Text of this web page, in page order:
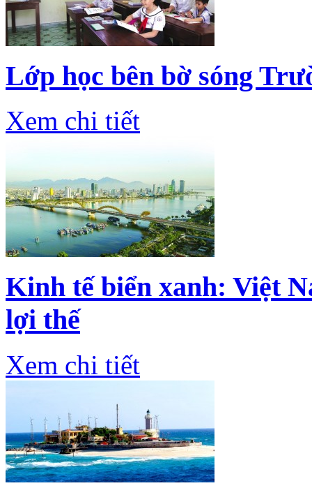
Lớp học bên bờ sóng
Xem chi tiết
Kinh tế biển xanh: Việt
lợi thế
Xem chi tiết